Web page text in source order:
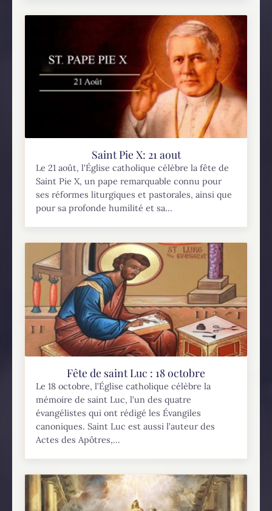
Saint Pie X: 21 aout
Le 21 août, l'Église catholique célèbre la fête de
Saint Pie X, un pape remarquable connu pour
ses réformes liturgiques et pastorales, ainsi que
pour sa profonde humilité et sa...
Fête de saint Luc : 18 octobre
Le 18 octobre, l’Église catholique célèbre la
mémoire de saint Luc, l’un des quatre
évangélistes qui ont rédigé les Évangiles
canoniques. Saint Luc est aussi l’auteur des
Actes des Apôtres,...